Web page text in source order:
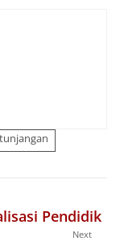
tunjangan
Pendidik
Next